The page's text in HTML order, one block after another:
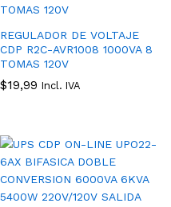
REGULADOR DE VOLTAJE
CDP R2C-AVR1008 1000VA 8
TOMAS 120V
$19,99 Incl. IVA